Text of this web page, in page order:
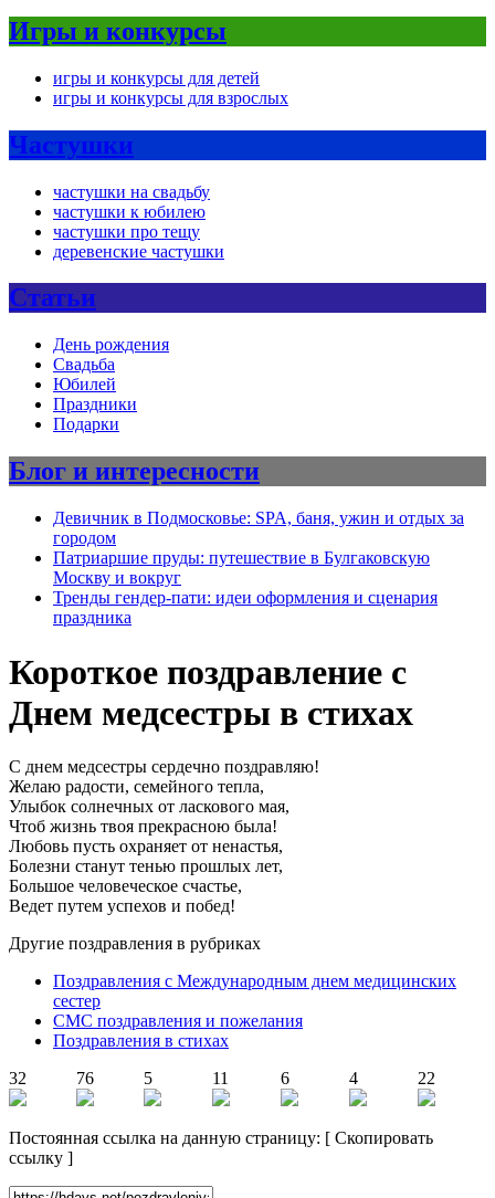
Игры и конкурсы
игры и конкурсы для детей
игры и конкурсы для взрослых
Частушки
частушки на свадьбу
частушки к юбилею
частушки про тещу
деревенские частушки
Статьи
День рождения
Свадьба
Юбилей
Праздники
Подарки
Блог и интересности
Девичник в Подмосковье: SPA, баня, ужин и отдых за
городом
Патриаршие пруды: путешествие в Булгаковскую
Москву и вокруг
Тренды гендер-пати: идеи оформления и сценария
праздника
Короткое поздравление с
Днем медсестры в стихах
С днем медсестры сердечно поздравляю!
Желаю радости, семейного тепла,
Улыбок солнечных от ласкового мая,
Чтоб жизнь твоя прекрасною была!
Любовь пусть охраняет от ненастья,
Болезни станут тенью прошлых лет,
Большое человеческое счастье,
Ведет путем успехов и побед!
Другие поздравления в рубриках
Поздравления с Международным днем медицинских
сестер
СМС поздравления и пожелания
Поздравления в стихах
32
76 5 11 6 4 22
Постоянная ссылка на данную страницу: [ Скопировать
ссылку ]